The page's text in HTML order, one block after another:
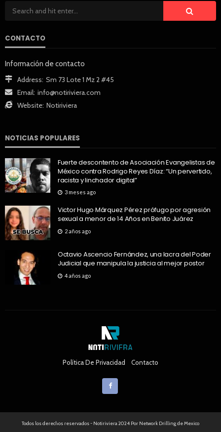
CONTACTO
Información de contacto
Address: Sm 73 Lote 1 Mz 2 #45
Email: info@notiriviera.com
Website: Notiriviera
NOTICIAS POPULARES
Fuerte descontento de Asociación Evangelistas de
México contra Rodrigo Reyes Díaz: “Un pervertido,
racista y linchador digital”
3 meses ago
Victor Hugo Márquez Pérez prófugo por agresión
sexual a menor de 14 Años en Benito Juárez
2 años ago
Octavio Ascencio Fernández, una lacra del Poder
Judicial que manipula la justicia al mejor postor
4 años ago
Política De Privacidad Contacto
Todos los derechos reservados - Notiriviera 2024 Por Network Drilling de Mexico